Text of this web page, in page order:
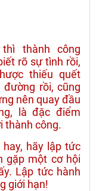
thành công
rõ sự tình rồi,
thiếu quết
rồi, cũng
nên quay đầu
là đặc điểm
thành công.
hãy lập tức
gặp một cơ hội
Lập tức hành
giới hạn!